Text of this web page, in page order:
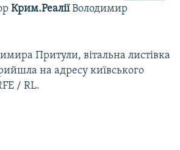
КРИМУ
Крим.РеаліїВолодимир
Притули, вітальна листівка
на адресу київського
/ RL.